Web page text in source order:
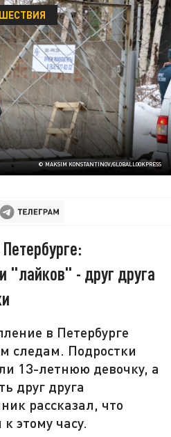
© MAKSIM KONSTANTINOV/GLOBALLOOKPRESS
"лайков" - друг друга
в Петербурге
следам. Подростки
13-летнюю девочку, а
друг друга
рассказал, что
этому часу.